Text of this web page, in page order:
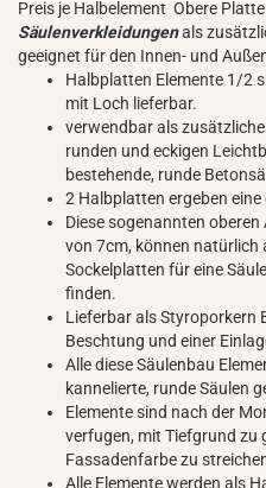
Preis je Halbelement Obere
Säulenverkleidungenals
geeignet für den Innen- und
Halbplatten Elemente 1/2
mit Loch lieferbar.
verwendbar als
runden und eckigen
bestehende, runde
2 Halbplatten ergeben
Diese sogenannten
von 7cm, können natürlich
Sockelplatten für eine
finden.
Lieferbar als Styroporkern
Beschtung und einer
Alle diese Säulenbau
kannelierte, runde Säulen
Elemente sind nach der
verfugen, mit Tiefgrund zu
Fassadenfarbe zu
Alle Elemente werden als